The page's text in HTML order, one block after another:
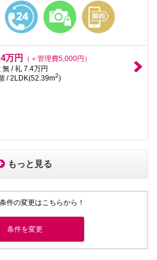
万円
（＋管理費5,000円）
無 / 礼 7.4万円
/ 2LDK(52.39m2)
もっと見る
件の変更はこちらから！
条件を変更